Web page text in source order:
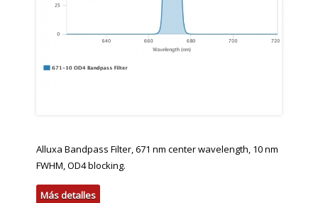
Alluxa Bandpass Filter, 671 nm center wavelength, 10 nm
FWHM, OD4 blocking.
Más detalles